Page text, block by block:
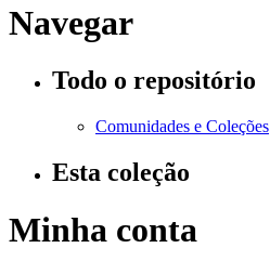
Navegar
Todo o repositório
Comunidades e Coleções
Esta coleção
Minha conta